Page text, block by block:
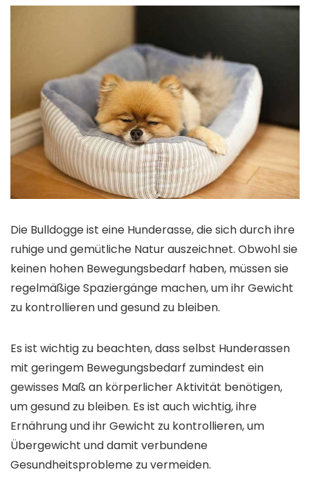
Die Bulldogge ist eine Hunderasse, die sich durch ihre
ruhige und gemütliche Natur auszeichnet. Obwohl sie
keinen hohen Bewegungsbedarf haben, müssen sie
regelmäßige Spaziergänge machen, um ihr Gewicht
zu kontrollieren und gesund zu bleiben.
Es ist wichtig zu beachten, dass selbst Hunderassen
mit geringem Bewegungsbedarf zumindest ein
gewisses Maß an körperlicher Aktivität benötigen,
um gesund zu bleiben. Es ist auch wichtig, ihre
Ernährung und ihr Gewicht zu kontrollieren, um
Übergewicht und damit verbundene
Gesundheitsprobleme zu vermeiden.